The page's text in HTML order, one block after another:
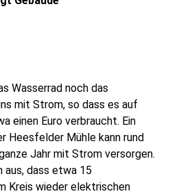
Wasserrad noch das
mit Strom, so dass es auf
einen Euro verbraucht. Ein
Heesfelder Mühle kann rund
Jahr mit Strom versorgen.
aus, dass etwa 15
Kreis wieder elektrischen